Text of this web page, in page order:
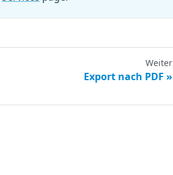
Weiter
Export nach PDF